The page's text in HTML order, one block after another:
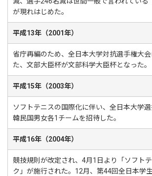
が現れはじめた。
平成13年（2001年）
省庁再編のため、全日本大学対抗選手権大
た、文部大臣杯が文部科学大臣杯となった。
平成15年（2003年）
ソフトテニスの国際化に伴い、全日本大学
韓民国男女各1チームを招待した。
平成16年（2004年）
競技規則が改定され、4月1日より「ソフト
ク」が施行された。12月、第44回全日本学